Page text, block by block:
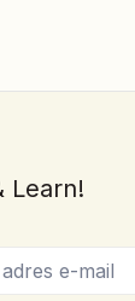
Learn!